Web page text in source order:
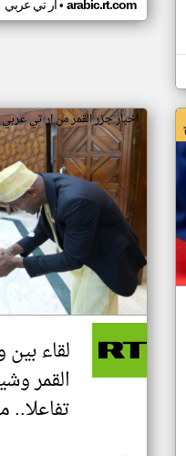
ار تي عربي• arabic.rt.com
اخبار جزر القمر من ار تي عربي
لقاء
القمر
تفاعلا..